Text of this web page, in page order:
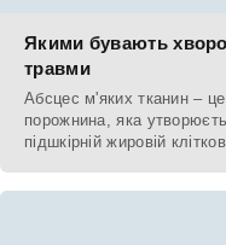
Якими бувають
травми
Абсцес м'яких тканин –
порожнина, яка
підшкірній жировій